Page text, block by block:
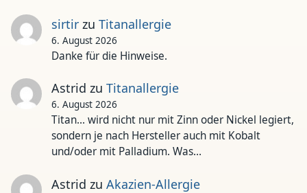
sirtirzu Titanallergie
6. August 2026
Danke für die Hinweise.
Astrid zu Titanallergie
6. August 2026
Titan... wird nicht nur mit Zinn oder Nickel legiert,
sondern je nach Hersteller auch mit Kobalt
und/oder mit Palladium. Was…
Astrid zu Akazien-Allergie